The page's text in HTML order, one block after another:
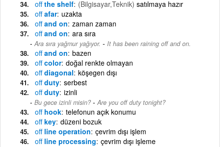
offthe shelf (Bilgisayar,Teknik) satılmaya hazır
offafar uzakta
offand on zaman zaman
offand on ara sıra
Ara sıra yağmur yağıyor. - It has been raining off and on.
offand on bazen
offcolor doğal renkte olmayan
offdiagonal köşegen dışı
offduty serbest
offduty izinli
Bu gece izinli misin? - Are you off duty tonight?
offhook telefonun açık konumu
offkey düzeni bozuk
offline operation çevrim dışı işlem
offline processing çevrim dışı işleme